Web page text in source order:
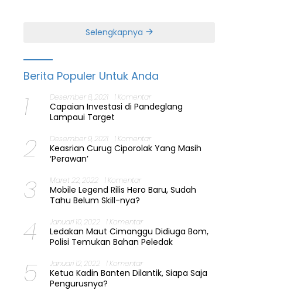
Selengkapnya
Berita Populer Untuk Anda
1 Desember 8, 2021 1 Komentar
Capaian Investasi di Pandeglang
Lampaui Target
2 Desember 9, 2021 1 Komentar
Keasrian Curug Ciporolak Yang Masih
‘Perawan’
3 Maret 22, 2022 1 Komentar
Mobile Legend Rilis Hero Baru, Sudah
Tahu Belum Skill-nya?
4 Januari 10, 2022 1 Komentar
Ledakan Maut Cimanggu Didiuga Bom,
Polisi Temukan Bahan Peledak
5 Januari 12, 2022 1 Komentar
Ketua Kadin Banten Dilantik, Siapa Saja
Pengurusnya?